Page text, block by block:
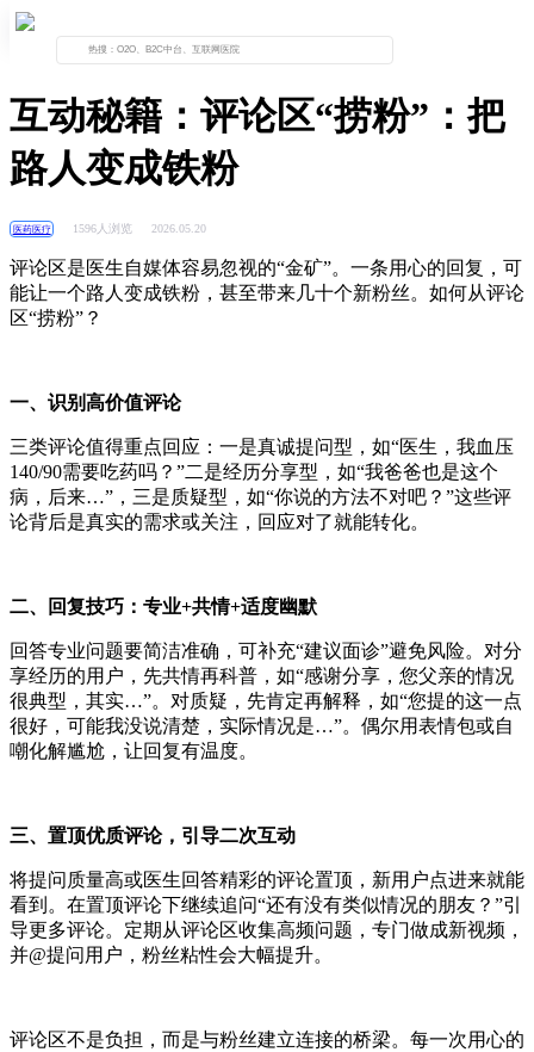
资讯列表 正文
互动秘籍：评论区“捞粉”：把
路人变成铁粉
医药医疗 1596人浏览 2026.05.20
评论区是医生自媒体容易忽视的“金矿”。一条用心的回复，可
能让一个路人变成铁粉，甚至带来几十个新粉丝。如何从评论
区“捞粉”？
一、识别高价值评论
三类评论值得重点回应：一是真诚提问型，如“医生，我血压
140/90需要吃药吗？ ”二是经历分享型，如“我爸爸也是这个
病，后来…” ，三是质疑型，如“你说的方法不对吧？ ”这些评
论背后是真实的需求或关注，回应对了就能转化。
二、回复技巧：专业+共情+适度幽默
回答专业问题要简洁准确，可补充“建议面诊”避免风险。对分
享经历的用户，先共情再科普，如“感谢分享，您父亲的情况
很典型，其实…”。对质疑，先肯定再解释，如“您提的这一点
很好，可能我没说清楚，实际情况是…”。偶尔用表情包或自
嘲化解尴尬，让回复有温度。
三、置顶优质评论，引导二次互动
将提问质量高或医生回答精彩的评论置顶，新用户点进来就能
看到。在置顶评论下继续追问“还有没有类似情况的朋友？”引
导更多评论。定期从评论区收集高频问题，专门做成新视频，
并@提问用户，粉丝粘性会大幅提升。
评论区不是负担，而是与粉丝建立连接的桥梁。每一次用心的